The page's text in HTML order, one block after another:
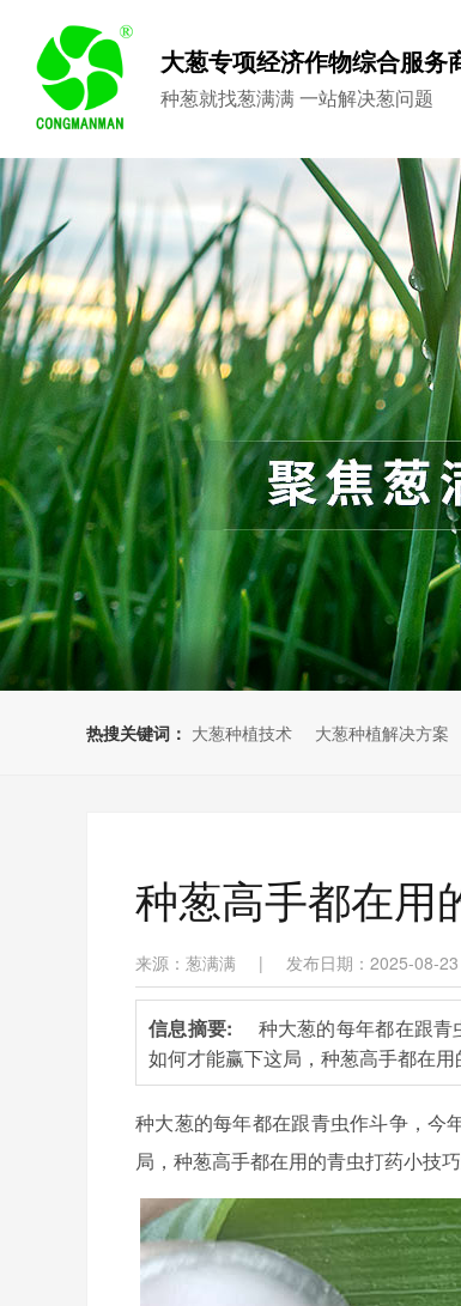
大葱专项经济作物综合服务
种葱就找葱满满 一站解决葱问题
热搜关键词： 大葱种植技术 大葱种植解决方案
种葱高手都在用
来源：葱满满 | 发布日期：2025-08-23
信息摘要: 种大葱的每年都在跟青
如何才能赢下这局，种葱高手都在用
种大葱的每年都在跟青虫作斗争，今
局，种葱高手都在用的青虫打药小技巧